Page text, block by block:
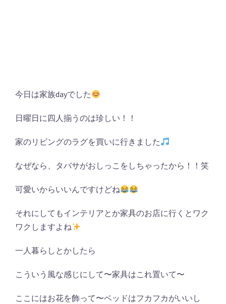
今日は家族dayでした
日曜日に四人揃うのは珍しい！！
家のリビングのラグを買いに行きました
なぜなら、タバサがおしっこをしちゃったから！！笑
可愛いからいいんですけどね
それにしてもインテリアとか家具のお店に行くとワク
ワクしますよね
一人暮らしとかしたら
こういう風な感じにして〜家具はこれ置いて〜
ここにはお花を飾って〜ベッドはフカフカがいいし